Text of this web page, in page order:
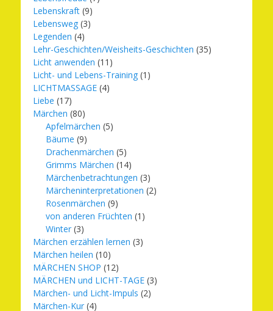
Lebenskraft (9)
Lebensweg (3)
Legenden (4)
Lehr-Geschichten/Weisheits-Geschichten (35)
Licht anwenden (11)
Licht- und Lebens-Training (1)
LICHTMASSAGE (4)
Liebe (17)
Märchen (80)
Apfelmärchen (5)
Bäume (9)
Drachenmärchen (5)
Grimms Märchen (14)
Märchenbetrachtungen (3)
Märcheninterpretationen (2)
Rosenmärchen (9)
von anderen Früchten (1)
Winter (3)
Märchen erzählen lernen (3)
Märchen heilen (10)
MÄRCHEN SHOP (12)
MÄRCHEN und LICHT-TAGE (3)
Märchen- und Licht-Impuls (2)
Märchen-Kur (4)